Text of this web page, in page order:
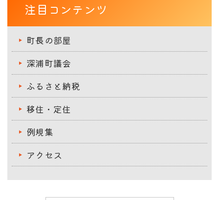
注目コンテンツ
町長の部屋
深浦町議会
ふるさと納税
移住・定住
例規集
アクセス